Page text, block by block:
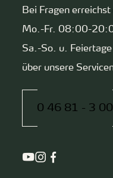
Bei Fragen erreichst
Mo.-Fr. 08:00-
Sa.-So. u.
über unsere
0 46 81 - 3 00